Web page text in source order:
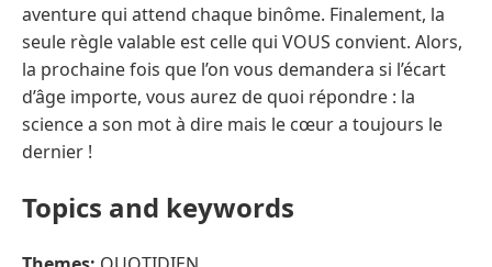
aventure qui attend chaque binôme. Finalement, la
seule règle valable est celle qui VOUS convient. Alors,
la prochaine fois que l’on vous demandera si l’écart
d’âge importe, vous aurez de quoi répondre : la
science a son mot à dire mais le cœur a toujours le
dernier !
Topics and keywords